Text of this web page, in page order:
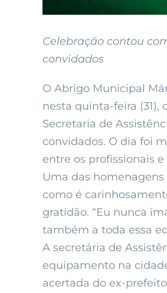
Celebração contou
convidados
O Abrigo Municipal
nesta quinta-feira
Secretaria de
convidados. O dia foi
entre os profissionais
Uma das
como é
gratidão. “Eu nunca
também a toda essa
A secretária de
equipamento na
acertada do ex-